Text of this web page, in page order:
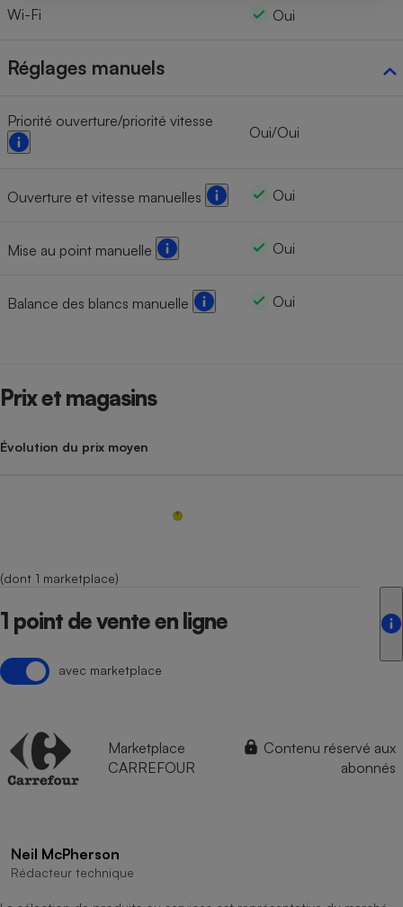
Wi-Fi Oui
Réglages manuels
Priorité ouverture/priorité vitesse
Oui/Oui
Ouverture et vitesse manuelles Oui
Mise au point manuelle Oui
Balance des blancs manuelle Oui
Prix et magasins
Évolution du prix moyen
(dont 1 marketplace)
1 point de vente en ligne
avec marketplace
Marketplace
CARREFOUR
Contenu réservé aux
abonnés
Neil McPherson
Rédacteur technique